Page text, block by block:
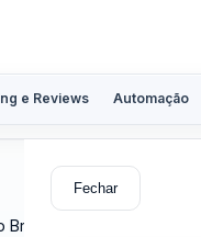
e Reviews Automação
Fechar